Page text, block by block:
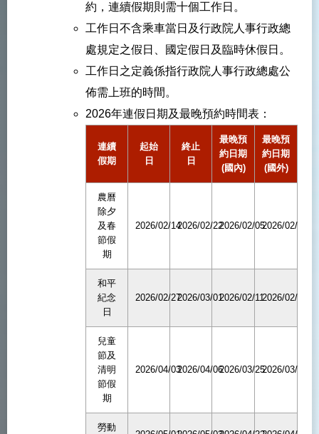
約，連續假期則需十個工作日。
工作日不含乘車當日及行政院人事行政總
處規定之假日、國定假日及臨時休假日。
工作日之定義係指行政院人事行政總處公
佈需上班的時間。
2026年連假日期及最晚預約時間表：
連續
假期
起始
日
終止
日
最晚預
約日期
(國內)
最晚預
約日期
(國外)
農曆
除夕
及春
節假
期
2026/02/142026/02/222026/02/052026/02/02
和平
紀念
日
2026/02/272026/03/012026/02/112026/02/06
兒童
節及
清明
節假
期
2026/04/032026/04/062026/03/252026/03/20
勞動